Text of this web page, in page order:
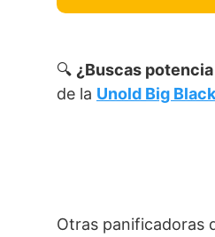
🔍 ¿Buscas
de la Unold Big
Otras panificadoras